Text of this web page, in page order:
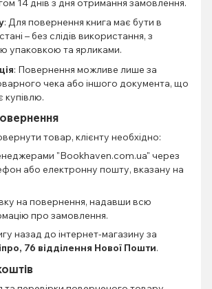
14 днів з дня отримання замовлення.
: Для повернення книга має бути в
– без слідів використання, з
упаковкою та ярликами.
: Повернення можливе лише за
чека або іншого документа, що
купівлю.
товар, клієнту необхідно:
"Bookhaven.com.ua" через
або електронну пошту, вказану на
на повернення, надавши всю
про замовлення.
назад до інтернет-магазину за
76 відділення Нової Пошти.